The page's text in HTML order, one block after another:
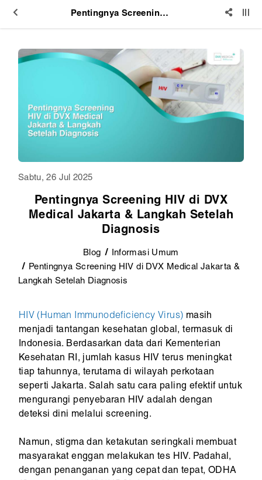
Pentingnya Screening HIV di DVX Medical Jakarta & Langkah Setelah Diagnosis
Sabtu, 26 Jul 2025
Pentingnya Screening HIV di DVX
Medical Jakarta & Langkah Setelah
Diagnosis
Blog
Informasi Umum
Pentingnya Screening HIV di DVX Medical Jakarta &
Langkah Setelah Diagnosis
HIV (Human Immunodeficiency Virus) masih
menjadi tantangan kesehatan global, termasuk di
Indonesia. Berdasarkan data dari Kementerian
Kesehatan RI, jumlah kasus HIV terus meningkat
tiap tahunnya, terutama di wilayah perkotaan
seperti Jakarta. Salah satu cara paling efektif untuk
mengurangi penyebaran HIV adalah dengan
deteksi dini melalui screening.
Namun, stigma dan ketakutan seringkali membuat
masyarakat enggan melakukan tes HIV. Padahal,
dengan penanganan yang cepat dan tepat, ODHA